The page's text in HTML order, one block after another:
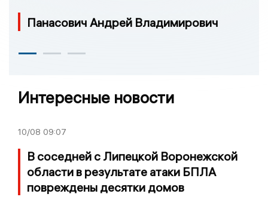
Панасович Андрей Владимирович
Интересные новости
10/08 09:07
В соседней с Липецкой Воронежской
области в результате атаки БПЛА
повреждены десятки домов